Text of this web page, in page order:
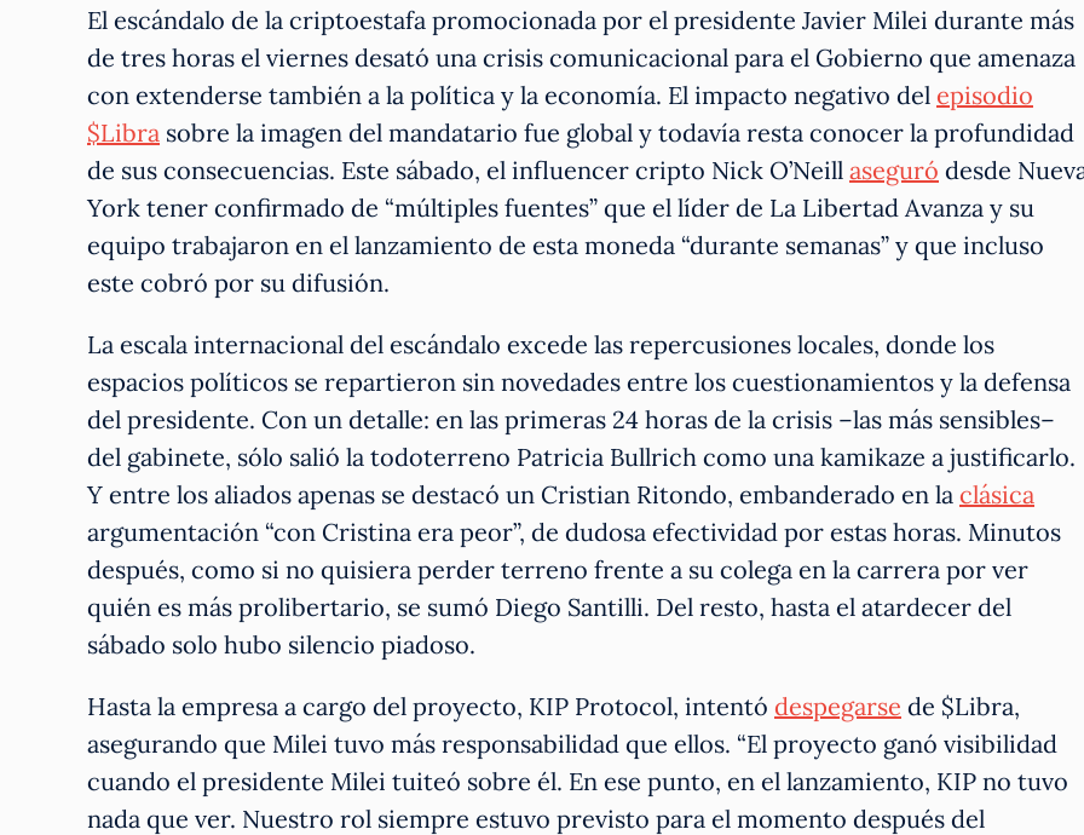
El escándalo de la criptoestafa promocionada por el presidente Javier Milei durante más
de tres horas el viernes desató una crisis comunicacional para el Gobierno que amenaza
con extenderse también a la política y la economía. El impacto negativo del episodio
$Libra sobre la imagen del mandatario fue global y todavía resta conocer la profundidad
de sus consecuencias. Este sábado, el influencer cripto Nick O’Neill aseguró desde
York tener confirmado de “múltiples fuentes” que el líder de La Libertad Avanza y su
equipo trabajaron en el lanzamiento de esta moneda “durante semanas” y que incluso
este cobró por su difusión.
La escala internacional del escándalo excede las repercusiones locales, donde los
espacios políticos se repartieron sin novedades entre los cuestionamientos y la defensa
del presidente. Con un detalle: en las primeras 24 horas de la crisis –las más sensibles–
del gabinete, sólo salió la todoterreno Patricia Bullrich como una kamikaze a justificarlo.
Y entre los aliados apenas se destacó un Cristian Ritondo, embanderado en la clásica
argumentación “con Cristina era peor”, de dudosa efectividad por estas horas. Minutos
después, como si no quisiera perder terreno frente a su colega en la carrera por ver
quién es más prolibertario, se sumó Diego Santilli. Del resto, hasta el atardecer del
sábado solo hubo silencio piadoso.
Hasta la empresa a cargo del proyecto, KIP Protocol, intentó despegarse de $Libra,
asegurando que Milei tuvo más responsabilidad que ellos. “El proyecto ganó visibilidad
cuando el presidente Milei tuiteó sobre él. En ese punto, en el lanzamiento, KIP no tuvo
nada que ver. Nuestro rol siempre estuvo previsto para el momento después del